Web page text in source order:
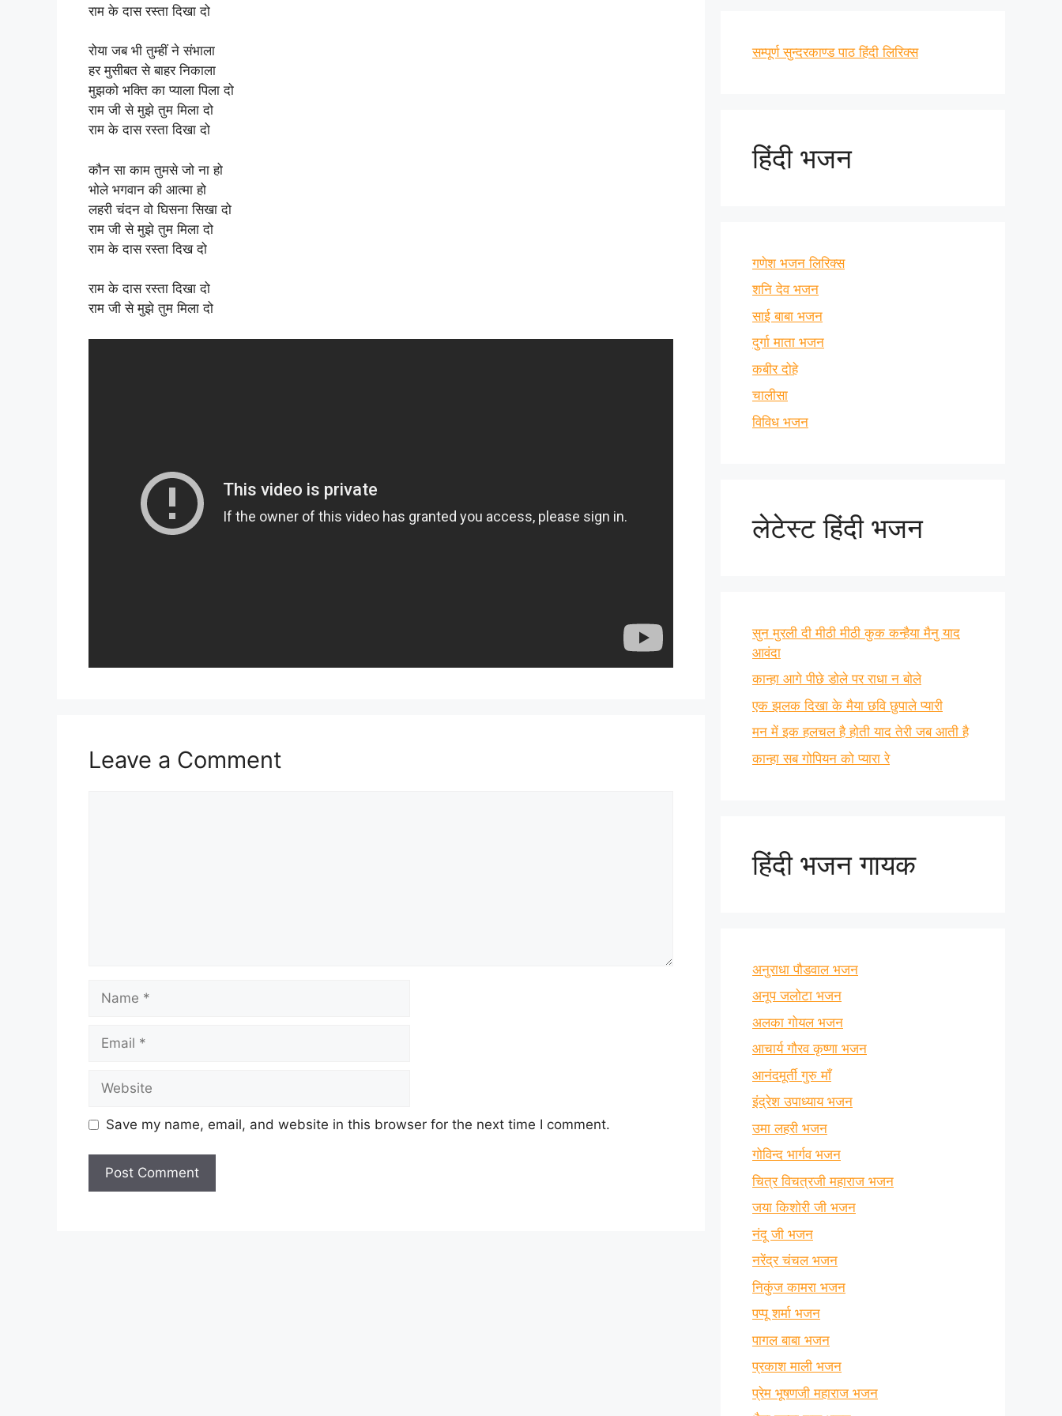
राम के दास रस्ता दिखा दो
रोया जब भी तुम्हीं ने संभाला
हर मुसीबत से बाहर निकाला
मुझको भक्ति का प्याला पिला दो
राम जी से मुझे तुम मिला दो
राम के दास रस्ता दिखा दो
कौन सा काम तुमसे जो ना हो
भोले भगवान की आत्मा हो
लहरी चंदन वो घिसना सिखा दो
राम जी से मुझे तुम मिला दो
राम के दास रस्ता दिख दो
राम के दास रस्ता दिखा दो
राम जी से मुझे तुम मिला दो
Leave a Comment
Save my name, email, and website in this browser for the next time I comment.
सम्पूर्ण सुन्दरकाण्ड पाठ हिंदी लिरिक्स
हिंदी भजन
गणेश भजन लिरिक्स
शनि देव भजन
साई बाबा भजन
दुर्गा माता भजन
कबीर दोहे
चालीसा
विविध भजन
लेटेस्ट हिंदी भजन
सुन मुरली दी मीठी मीठी कुक कन्हैया मैनु याद
आवंदा
कान्हा आगे पीछे डोले पर राधा न बोले
एक झलक दिखा के मैया छवि छुपाले प्यारी
मन में इक हलचल है होती याद तेरी जब आती है
कान्हा सब गोपियन को प्यारा रे
हिंदी भजन गायक
अनुराधा पौडवाल भजन
अनूप जलोटा भजन
अलका गोयल भजन
आचार्य गौरव कृष्णा भजन
आनंदमूर्ती गुरु माँ
इंद्रेश उपाध्याय भजन
उमा लहरी भजन
गोविन्द भार्गव भजन
चित्र विचत्रजी महाराज भजन
जया किशोरी जी भजन
नंदू जी भजन
नरेंद्र चंचल भजन
निकुंज कामरा भजन
पप्पू शर्मा भजन
पागल बाबा भजन
प्रकाश माली भजन
प्रेम भूषणजी महाराज भजन